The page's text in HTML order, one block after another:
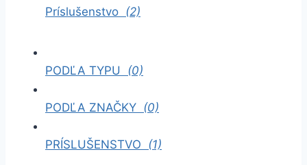
Príslušenstvo (2)
PODĽA TYPU (0)
PODĽA ZNAČKY (0)
PRÍSLUŠENSTVO (1)